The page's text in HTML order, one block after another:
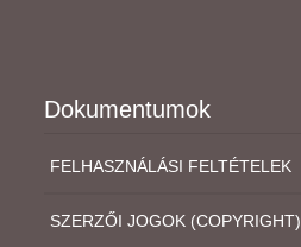
Dokumentumok
FELHASZNÁLÁSI FELTÉTELEK
SZERZŐI JOGOK (COPYRIGHT)